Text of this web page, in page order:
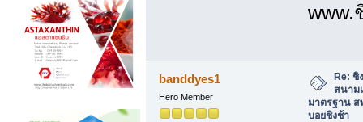
www.
banddyes1
Hero Member
Re: ชิ
สนาม
มาตรฐาน ส
บอยชิงช้า